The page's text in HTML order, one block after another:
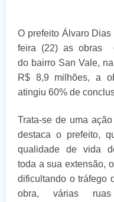
O prefeito Álvaro
feira (22) as obras
do bairro San Vale,
R$ 8,9 milhões, a
atingiu 60% de
Trata-se de uma
destaca o prefeito,
qualidade de vida
toda asua extensão,
dificultando o tráfego
obra, várias